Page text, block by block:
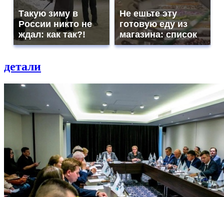
Такую зиму в
России никто не
ждал: как так?!
Не ешьте эту
готовую еду из
магазина: список
детали